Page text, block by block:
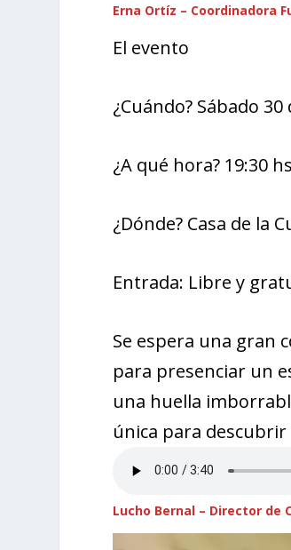
Erna Ortíz – Coordinadora
El evento
¿Cuándo? Sábado 30
¿A qué hora? 19:30
¿Dónde? Casa de la
Entrada: Libre y
Se espera una gran
para presenciar un
una huella
única para
Lucho Bernal – Director de